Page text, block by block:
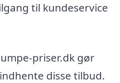
til kundeservice
priser.dk gør
disse tilbud.